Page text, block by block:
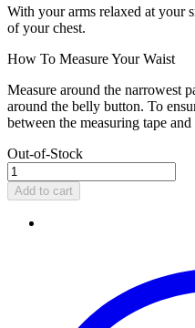
With your arms relaxed at your
of your chest.
How To Measure Your Waist
Measure around the narrowest
around the belly button. To
between the measuring tape
Out-of-Stock
Add to cart